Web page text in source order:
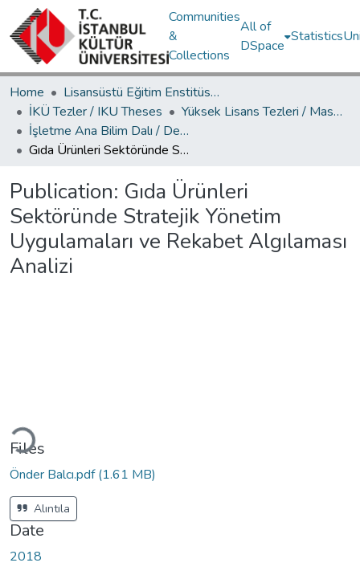
Communities
&
Collections
All of
DSpace
Statistics
Home
Lisansüstü Eğitim Enstitüsü / Postgraduate Education Institute
İKÜ Tezler / IKU Theses
Yüksek Lisans Tezleri / Master's Theses
İşletme Ana Bilim Dalı / Department of Business Administration
Gıda Ürünleri Sektöründe Stratejik Yönetim Uygulamaları ve Rekabet Algılaması Analizi
Publication: Gıda Ürünleri
Sektöründe Stratejik Yönetim
Uygulamaları ve Rekabet Algılaması
Analizi
Files
Önder Balcı.pdf(1.61 MB)
Alıntıla
Date
2018